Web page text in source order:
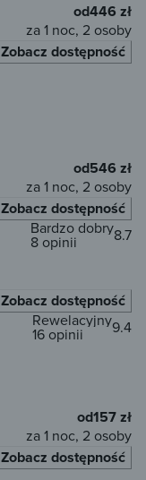
od446 zł
za 1 noc, 2 osoby
Zobacz dostępność
od546 zł
za 1 noc, 2 osoby
Zobacz dostępność
8.7
Bardzo dobry
8 opinii
Zobacz dostępność
9.4
Rewelacyjny
16 opinii
od157 zł
za 1 noc, 2 osoby
Zobacz dostępność